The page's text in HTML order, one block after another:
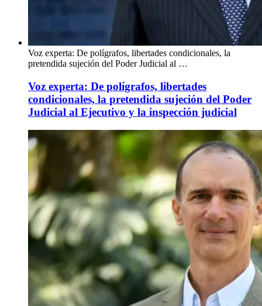
Voz experta: De polígrafos, libertades condicionales, la
pretendida sujeción del Poder Judicial al …
Voz experta: De polígrafos, libertades
condicionales, la pretendida sujeción del Poder
Judicial al Ejecutivo y la inspección judicial